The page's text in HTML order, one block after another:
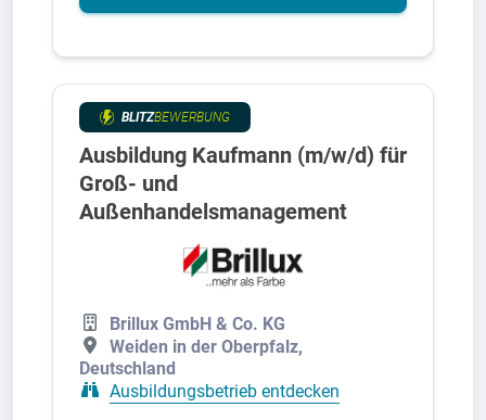
BLITZBEWERBUNG
Ausbildung Kaufmann (m/w/d) für
Groß- und
Außenhandelsmanagement
Brillux GmbH & Co. KG
Weiden in der Oberpfalz,
Deutschland
Ausbildungsbetrieb entdecken